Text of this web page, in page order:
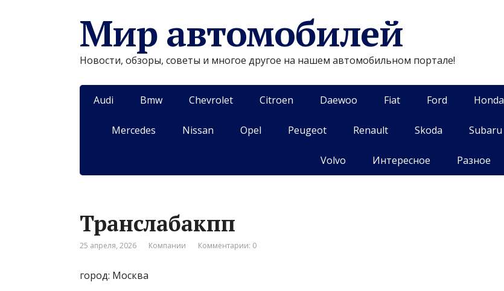
Мир автомобилей
Новости, обзоры, советы и многое другое на нашем автомобильном портале!
Audi Bmw Chevrolet Citroen Daewoo Fiat Ford Honda
Mercedes Nissan Opel Peugeot Renault Skoda Subaru
Volvo Интересное Разное
Транслабакпп
25 апреля, 2026 Компании Комментарии: 0
город: Москва